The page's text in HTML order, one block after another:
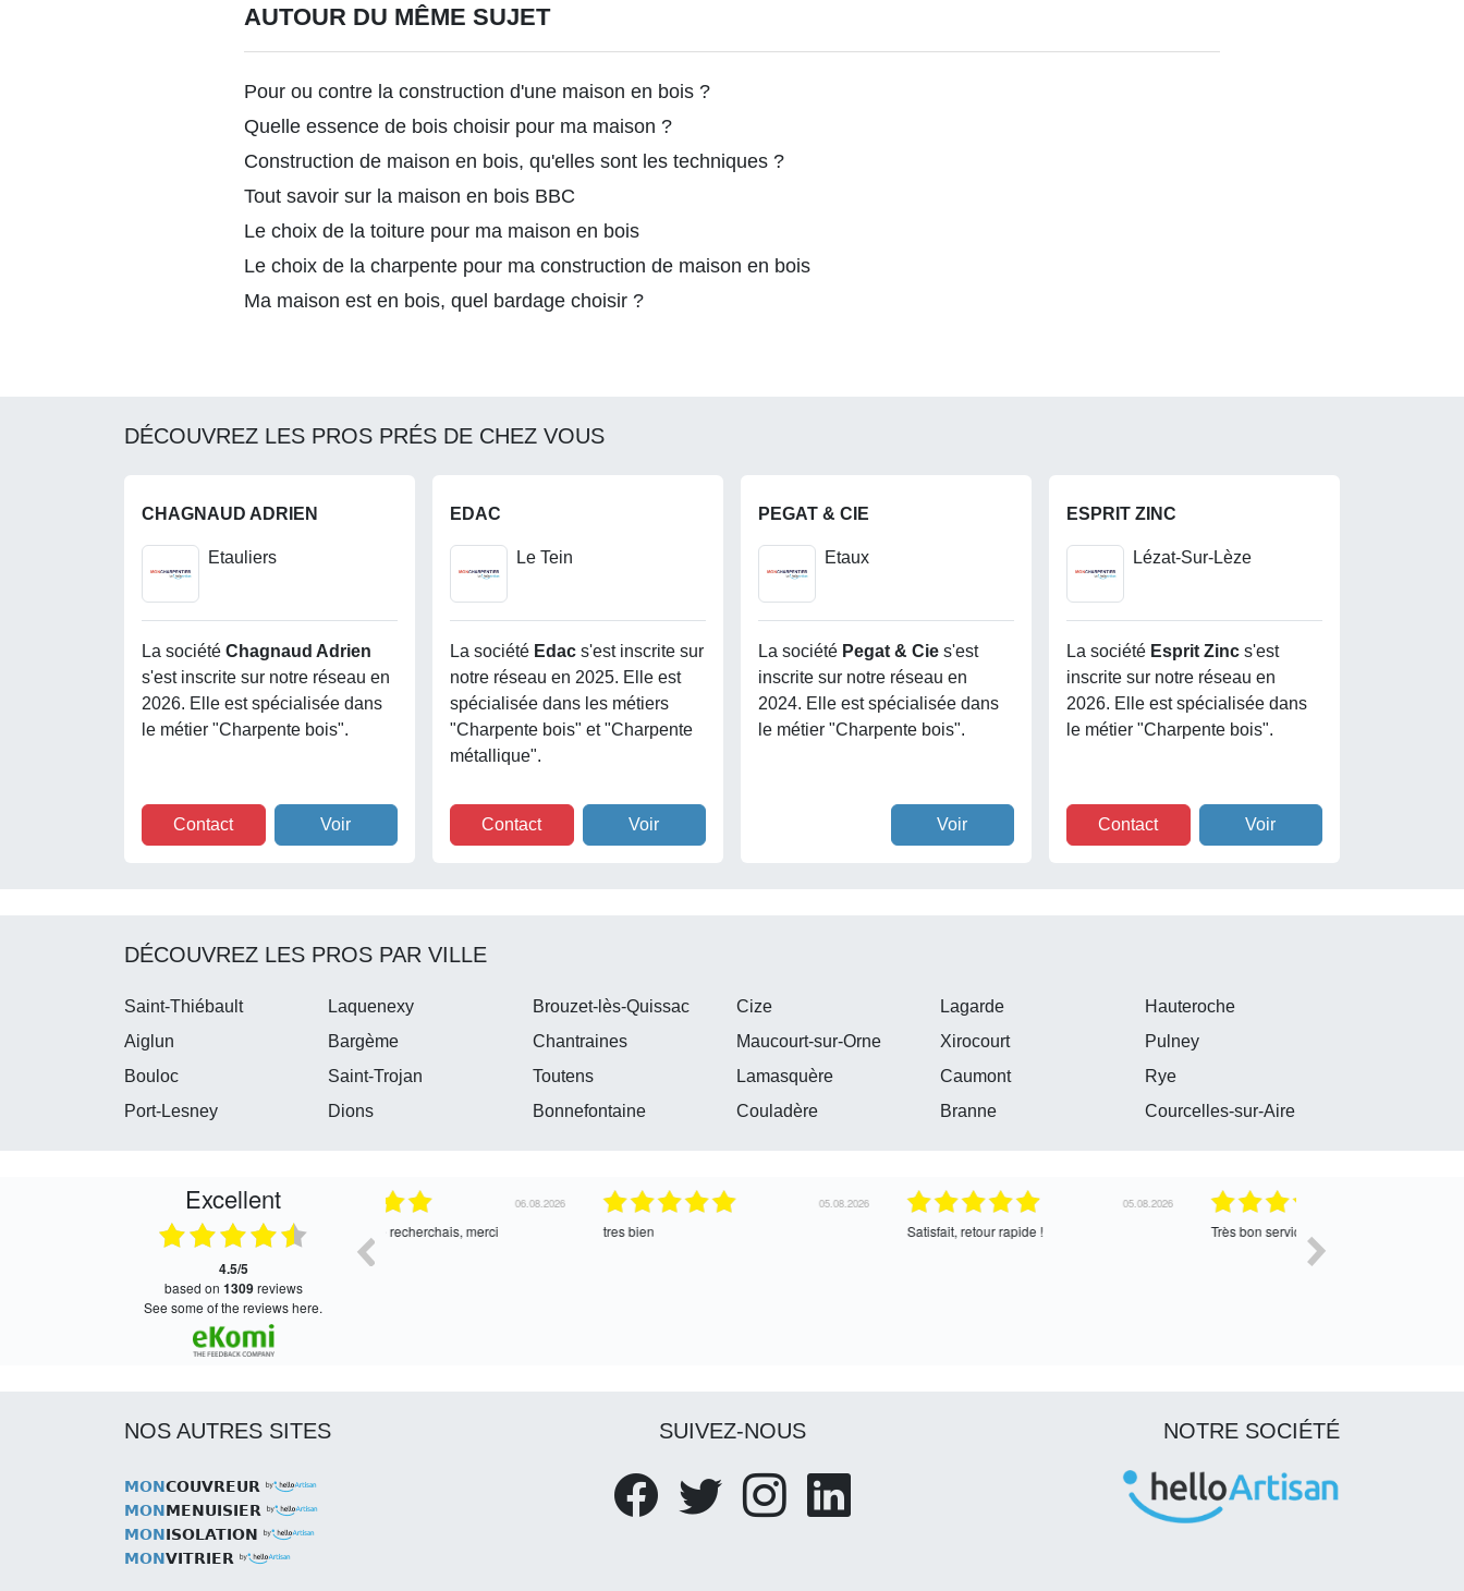
AUTOUR DU MÊME SUJET
Pour ou contre la construction d'une maison en bois ?
Quelle essence de bois choisir pour ma maison ?
Construction de maison en bois, qu'elles sont les techniques ?
Tout savoir sur la maison en bois BBC
Le choix de la toiture pour ma maison en bois
Le choix de la charpente pour ma construction de maison en bois
Ma maison est en bois, quel bardage choisir ?
DÉCOUVREZ LES PROS PRÉS DE CHEZ VOUS
CHAGNAUD ADRIEN
Etauliers
La société Chagnaud Adrien
s'est inscrite sur notre réseau en
2026. Elle est spécialisée dans
le métier "Charpente bois".
Contact Voir
EDAC
Le Tein
La société Edac s'est inscrite sur
notre réseau en 2025. Elle est
spécialisée dans les métiers
"Charpente bois" et "Charpente
métallique".
Contact Voir
PEGAT & CIE
Etaux
La société Pegat & Cie s'est
inscrite sur notre réseau en
2024. Elle est spécialisée dans
le métier "Charpente bois".
Voir
ESPRIT ZINC
Lézat-Sur-Lèze
La société Esprit Zinc s'est
inscrite sur notre réseau en
2026. Elle est spécialisée dans
le métier "Charpente bois".
Contact Voir
DÉCOUVREZ LES PROS PAR VILLE
Saint-Thiébault Laquenexy Brouzet-lès-Quissac Cize Lagarde
Hauteroche
Aiglun
Bargème Chantraines Maucourt-sur-Orne Xirocourt
Pulney
Bouloc
Saint-Trojan Toutens Lamasquère Caumont
Rye
Port-Lesney
Dions Bonnefontaine Couladère Branne Courcelles-sur-Aire
Excellent
4.5/5
based on 1309reviews
see some of the reviews here.
Satisfait, retour rapide !
04.08.2026
Très bon service !
04.08.2026 30.07.2026
Satisfait de l’échange, assez cordial. En
NOS AUTRES SITES
MONCOUVREUR
MONMENUISIER
MONISOLATION
MONVITRIER
SUIVEZ-NOUS NOTRE SOCIÉTÉ